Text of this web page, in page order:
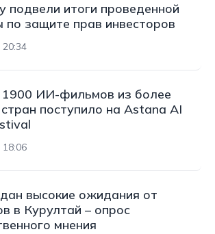
подвели итоги проведенной
по защите прав инвесторов
20:34
ИИ-фильмов из более
поступило на Astana AI
18:06
высокие ожидания от
в Курултай – опрос
мнения